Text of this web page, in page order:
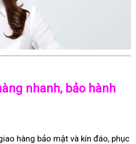
nhanh, bảo hành
hàng bảo mật và kín đáo, phục